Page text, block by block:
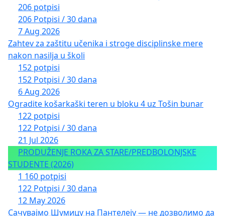
206 potpisi
206 Potpisi / 30 dana
7 Aug 2026
Zahtev za zaštitu učenika i stroge disciplinske mere
nakon nasilja u školi
152 potpisi
152 Potpisi / 30 dana
6 Aug 2026
Ogradite košarkaški teren u bloku 4 uz Tošin bunar
122 potpisi
122 Potpisi / 30 dana
21 Jul 2026
PRODUŽENJE ROKA ZA STARE/PREDBOLONJSKE
STUDENTE (2026)
1 160 potpisi
122 Potpisi / 30 dana
12 May 2026
Сачувајмо Шумицу на Пантелеју — не дозволимо да